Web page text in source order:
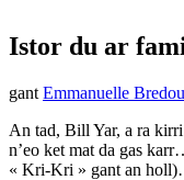
Istor du ar
gant Emmanuelle
An tad, Bill Yar, a ra
n’eo ket mat da gas
« Kri-Kri » gant an